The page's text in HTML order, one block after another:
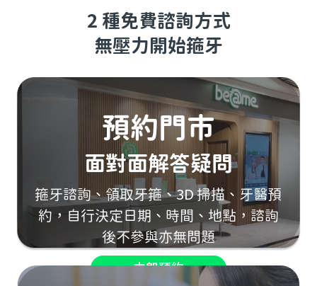
2 種免費諮詢方式
無壓力開始箍牙
預約門市
面對面解答疑問
箍牙諮詢、領取牙箍、3D 掃描、牙醫預
約，自行決定日期、時間、地點，諮詢
後不參與亦無問題
立即預約